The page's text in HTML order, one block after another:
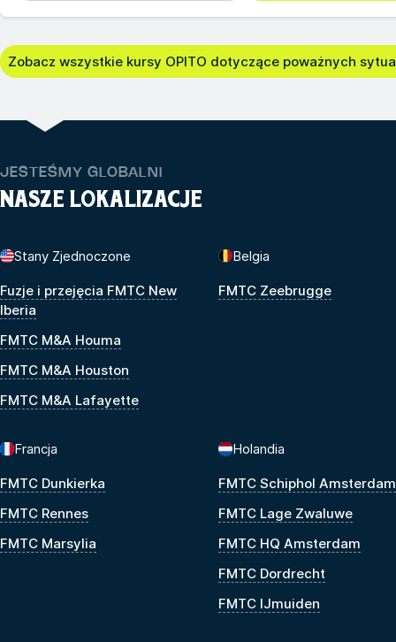
Zobacz wszystkie kursy OPITO dotyczące poważnych
JESTEŚMY GLOBALNI
NASZE LOKALIZACJE
Stany Zjednoczone
Fuzje i przejęcia FMTC New
Iberia
FMTC M&A Houma
FMTC M&A Houston
FMTC M&A Lafayette
Belgia
FMTC Zeebrugge
Francja
FMTC Dunkierka
FMTC Rennes
FMTC Marsylia
Holandia
FMTC Schiphol Amsterdam
FMTC Lage Zwaluwe
FMTC HQ Amsterdam
FMTC Dordrecht
FMTC IJmuiden